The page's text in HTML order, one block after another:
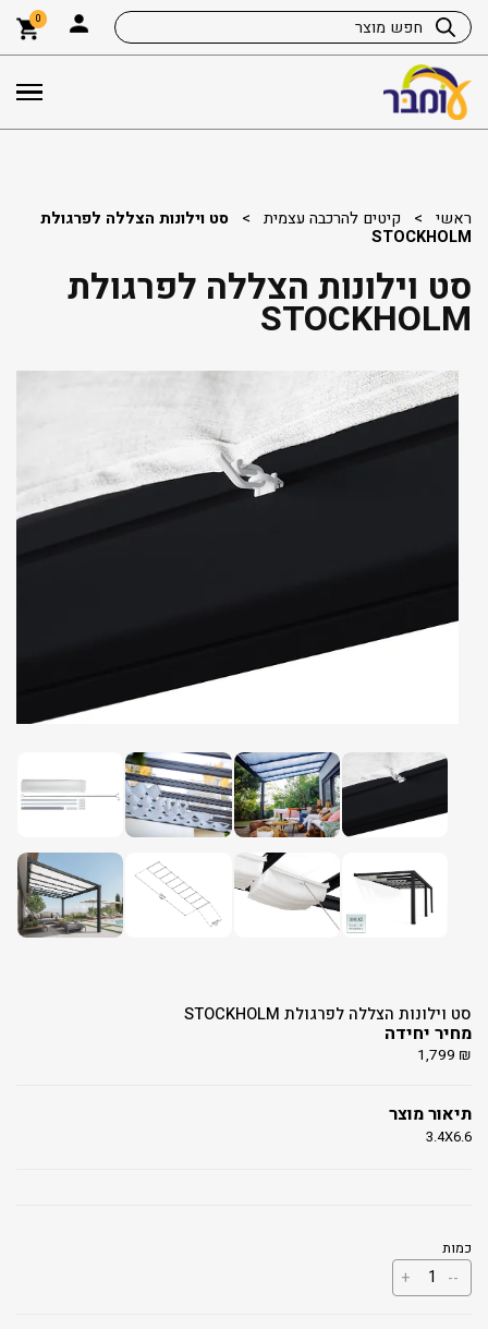
0
ראשי > קיטים להרכבה עצמית >
סט וילונות הצללה לפרגולת
STOCKHOLM
סט וילונות הצללה לפרגולת
STOCKHOLM
סט וילונות הצללה לפרגולת STOCKHOLM
מחיר יחידה
1,799 ₪
תיאור מוצר
3.4X6.6
כמות
--
כמות
של
+